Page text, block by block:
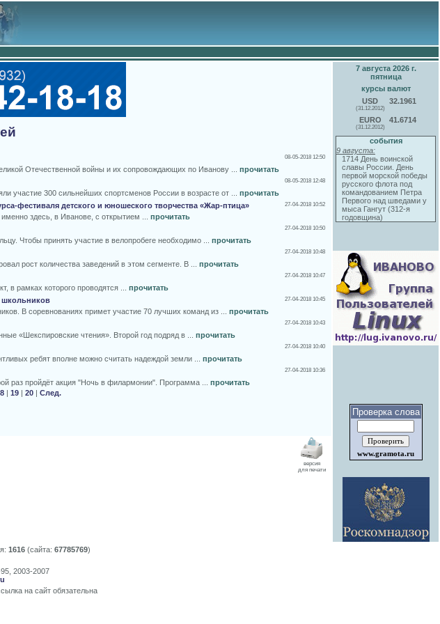
08-05-2018 12:50
Отечественной войны и их сопровождающих по Иванову ... прочитать
08-05-2018 12:48
участие 300 сильнейших спортсменов России в возрасте от ... прочитать
фестиваля детского и юношеского творчества «Жар-птица»
27-04-2018 10:52
здесь, в Иванове, с открытием ... прочитать
27-04-2018 10:50
Чтобы принять участие в велопробеге необходимо ... прочитать
27-04-2018 10:48
рост количества заведений в этом сегменте. В ... прочитать
27-04-2018 10:47
в рамках которого проводятся ... прочитать
школьников
27-04-2018 10:45
В соревнованиях примет участие 70 лучших команд из ... прочитать
27-04-2018 10:43
«Шекспировские чтения». Второй год подряд в ... прочитать
27-04-2018 10:40
ребят вполне можно считать надеждой земли ... прочитать
27-04-2018 10:36
раз пройдёт акция "Ночь в филармонии". Программа ... прочитать
| 19 | 20 | След.
версия
для печати
7 августа 2026 г.
пятница
курсы валют
USD
(31.12.2012)
32.1961
EURO
(31.12.2012)
41.6714
события
9 августа:
1714 День воинской
славы России. День
первой морской победы
русского флота под
командованием Петра
Первого над шведами у
мыса Гангут (312-я
годовщина)
Проверка слова
www.gramota.ru
1616 (сайта: 67785769)
2003-2007
на сайт обязательна